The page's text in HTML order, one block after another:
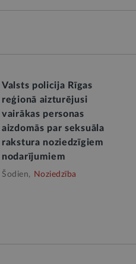
Valsts policija Rīgas
reģionā aizturējusi
vairākas personas
aizdomās par seksuāla
rakstura noziedzīgiem
nodarījumiem
Šodien, Noziedzība